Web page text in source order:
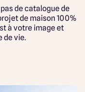
de catalogue de
de maison 100%
à votre image et
de vie.